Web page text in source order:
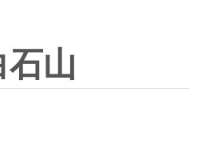
石山